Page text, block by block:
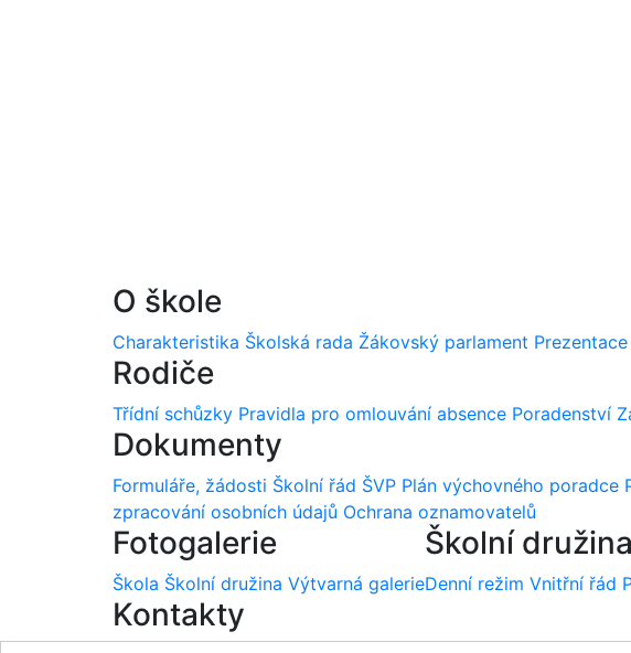
O škole
Charakteristika Školská rada Žákovský parlament
Rodiče
Třídní schůzky Pravidla pro omlouvání absence Poradenství
Dokumenty
Formuláře, žádosti Školní řád ŠVP Plán výchovného poradce
zpracování osobních údajů Ochrana oznamovatelů
Fotogalerie
Škola Školní družina Výtvarná galerie
Školní družina
Denní režim Vnitřní řád
Kontakty